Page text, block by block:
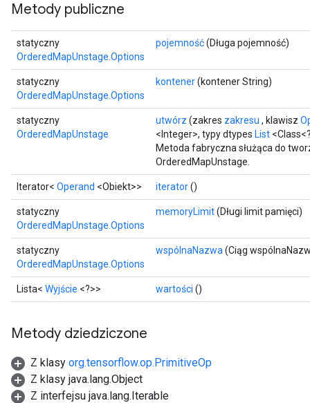
Metody publiczne
statyczny
OrderedMapUnstage.Options
pojemność(Długa pojemność)
statyczny
OrderedMapUnstage.Options
kontener(kontener String)
statyczny
OrderedMapUnstage
utwórz (zakres zakresu , klawisz
<Integer>, typy dtypes List
Metoda fabryczna służąca do
OrderedMapUnstage.
Iterator< Operand <Obiekt>> iterator()
statyczny
OrderedMapUnstage.Options
memoryLimit(Długi limit pamięci)
statyczny
OrderedMapUnstage.Options
wspólnaNazwa (Ciąg
Lista< Wyjście <?>> wartości ()
Metody dziedziczone
Z klasy org.tensorflow.op.PrimitiveOp
Z klasy java.lang.Object
Z interfejsu java.lang.Iterable